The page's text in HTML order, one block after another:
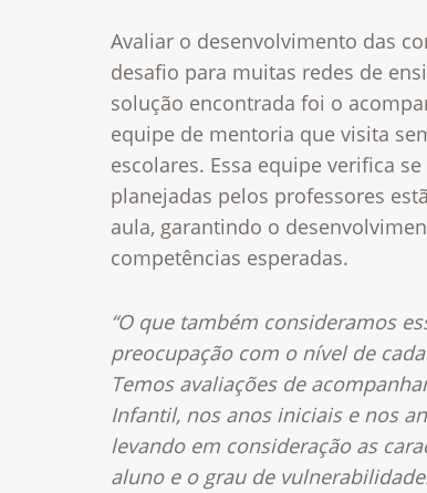
Avaliar o desenvolvimento das
desafio para muitas redes de
solução encontrada foi o
equipe de mentoria que visita
escolares. Essa equipe verifica
planejadas pelos professores
aula, garantindo o
competências esperadas.
“O que também consideramos
preocupação com o nível de
Temos avaliações de
Infantil, nos anos iniciais e nos
levando em consideração as
aluno e o grau de